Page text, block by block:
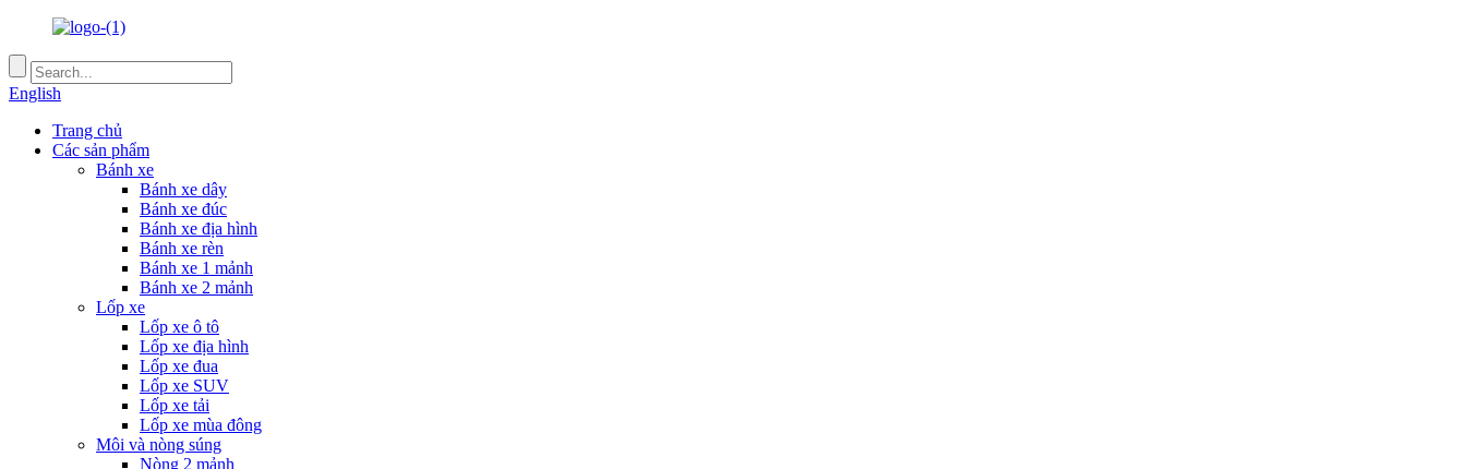
English
Trang chủ
Các sản phẩm
Bánh xe
Bánh xe dây
Bánh xe đúc
Bánh xe địa hình
Bánh xe rèn
Bánh xe 1 mảnh
Bánh xe 2 mảnh
Lốp xe
Lốp xe ô tô
Lốp xe địa hình
Lốp xe đua
Lốp xe SUV
Lốp xe tải
Lốp xe mùa đông
Môi và nòng súng
Nòng 2 mảnh